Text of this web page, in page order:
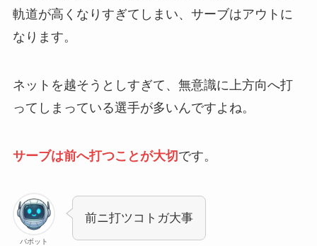
軌道が高くなりすぎてしまい、サーブはアウトに
なります。
ネットを越そうとしすぎて、無意識に上方向へ打
ってしまっている選手が多いんですよね。
サーブは前へ打つことが大切 です。
バボット
前ニ打ツコトガ大事